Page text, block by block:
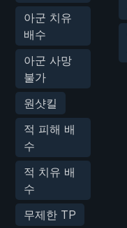
아군 치유
배수
아군 사망
불가
원샷킬
적 피해 배
수
적 치유 배
수
무제한 TP